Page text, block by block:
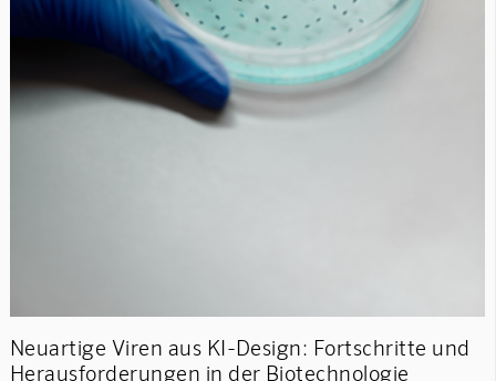
Neuartige Viren aus KI-Design: Fortschritte und
Herausforderungen in der Biotechnologie